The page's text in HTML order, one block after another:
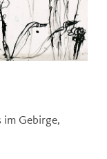
im Gebirge,